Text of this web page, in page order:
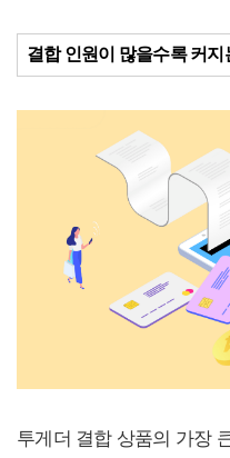
결합 인원이 많을수록 커지
투게더 결합 상품의 가장